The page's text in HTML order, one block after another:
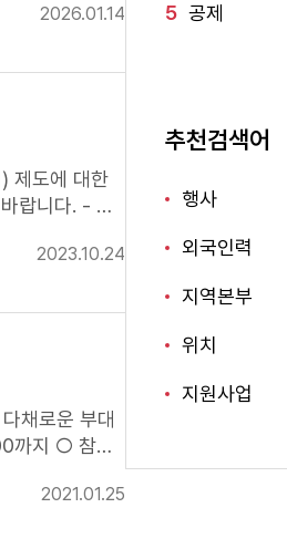
2026.01.14
제도에 대한
다. - 다
2023.10.24
채로운 부대
까지 ○ 참가
미등록자 및
2021.01.25
5 공제
추천검색어
행사
외국인력
지역본부
위치
지원사업